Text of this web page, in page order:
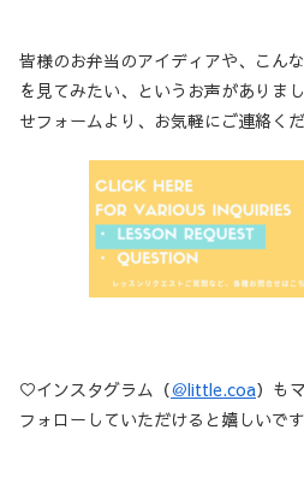
皆様のお弁当のアイディアや、こん
を見てみたい、というお声があり
せフォームより、お気軽にご連絡くだ
♡インスタグラム（＠little.coa）も
フォローしていただけると嬉しいです